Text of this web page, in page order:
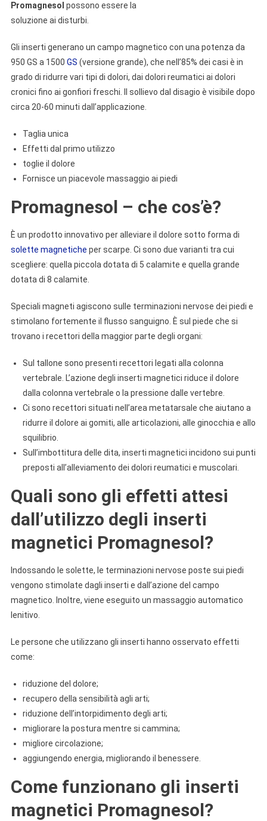
Promagnesol possono essere la
soluzione ai disturbi.
Gli inserti generano un campo magnetico con una potenza da
950 GS a 1500 GS (versione grande), che nell’85% dei casi è in
grado di ridurre vari tipi di dolori, dai dolori reumatici ai dolori
cronici fino ai gonfiori freschi. Il sollievo dal disagio è visibile dopo
circa 20-60 minuti dall’applicazione.
Taglia unica
Effetti dal primo utilizzo
toglie il dolore
Fornisce un piacevole massaggio ai piedi
Promagnesol – che cos’è?
È un prodotto innovativo per alleviare il dolore sotto forma di
solette magnetiche per scarpe. Ci sono due varianti tra cui
scegliere: quella piccola dotata di 5 calamite e quella grande
dotata di 8 calamite.
Speciali magneti agiscono sulle terminazioni nervose dei piedi e
stimolano fortemente il flusso sanguigno. È sul piede che si
trovano i recettori della maggior parte degli organi:
Sul tallone sono presenti recettori legati alla colonna
vertebrale. L’azione degli inserti magnetici riduce il dolore
dalla colonna vertebrale o la pressione dalle vertebre.
Ci sono recettori situati nell’area metatarsale che aiutano a
ridurre il dolore ai gomiti, alle articolazioni, alle ginocchia e allo
squilibrio.
Sull’imbottitura delle dita, inserti magnetici incidono sui punti
preposti all’alleviamento dei dolori reumatici e muscolari.
Quali sono gli effetti attesi
dall’utilizzo degli inserti
magnetici Promagnesol?
Indossando le solette, le terminazioni nervose poste sui piedi
vengono stimolate dagli inserti e dall’azione del campo
magnetico. Inoltre, viene eseguito un massaggio automatico
lenitivo.
Le persone che utilizzano gli inserti hanno osservato effetti
come:
riduzione del dolore;
recupero della sensibilità agli arti;
riduzione dell’intorpidimento degli arti;
migliorare la postura mentre si cammina;
migliore circolazione;
aggiungendo energia, migliorando il benessere.
Come funzionano gli inserti
magnetici Promagnesol?